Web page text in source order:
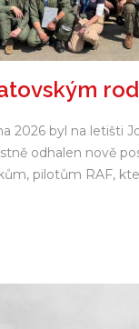
2026 byl na letišti
odhalen nově
pilotům RAF,